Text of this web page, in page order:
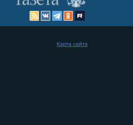
Карта сайта